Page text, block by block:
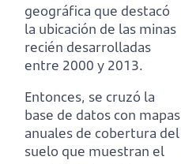
geográfica que destacó
la ubicación de las minas
recién desarrolladas
entre 2000 y 2013.
Entonces, se cruzó la
base de datos con mapas
anuales de cobertura del
suelo que muestran el